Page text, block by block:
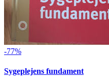
-77%
Sygeplejens fundament